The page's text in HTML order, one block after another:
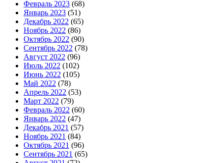
Февраль 2023 (68)
Январь 2023 (51)
Декабрь 2022 (65)
Ноябрь 2022 (86)
Октябрь 2022 (90)
Сентябрь 2022 (78)
Август 2022 (96)
Июль 2022 (102)
Июнь 2022 (105)
Май 2022 (78)
Апрель 2022 (53)
Март 2022 (79)
Февраль 2022 (60)
Январь 2022 (47)
Декабрь 2021 (57)
Ноябрь 2021 (84)
Октябрь 2021 (96)
Сентябрь 2021 (65)